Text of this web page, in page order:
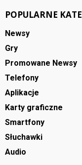
POPULARNE
Newsy
Gry
Promowane Newsy
Telefony
Aplikacje
Karty graficzne
Smartfony
Słuchawki
Audio